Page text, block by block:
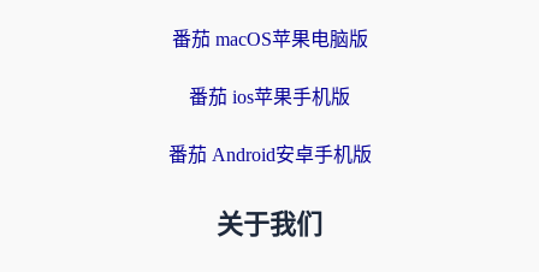
番茄 macOS苹果电脑版
番茄 ios苹果手机版
番茄 Android安卓手机版
关于我们